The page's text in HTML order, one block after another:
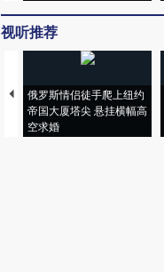
视听推荐
俄罗斯情侣徒手爬上纽约
帝国大厦塔尖 悬挂横幅高
空求婚